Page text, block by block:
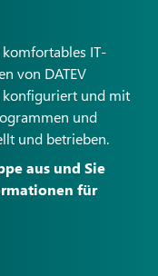
komfortables IT-
von DATEV
konfiguriert und mit
und
und betrieben.
aus und Sie
für